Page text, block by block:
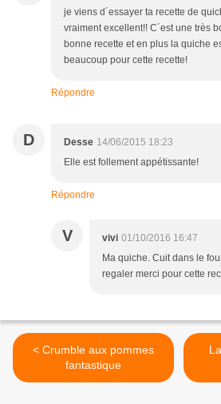
je viens d´essayer ta recette de
vraiment excellent!! C´est une très
bonne recette et en plus la quiche
beaucoup pour cette recette!
Répondre
D Desse 14/06/2015 18:23
Elle est follement appétissante!
Répondre
V vivi 01/10/2016 16:47
Ma quiche. Cuit dans le
regaler merci pour cette
< Crumble aux pommes
fantastique